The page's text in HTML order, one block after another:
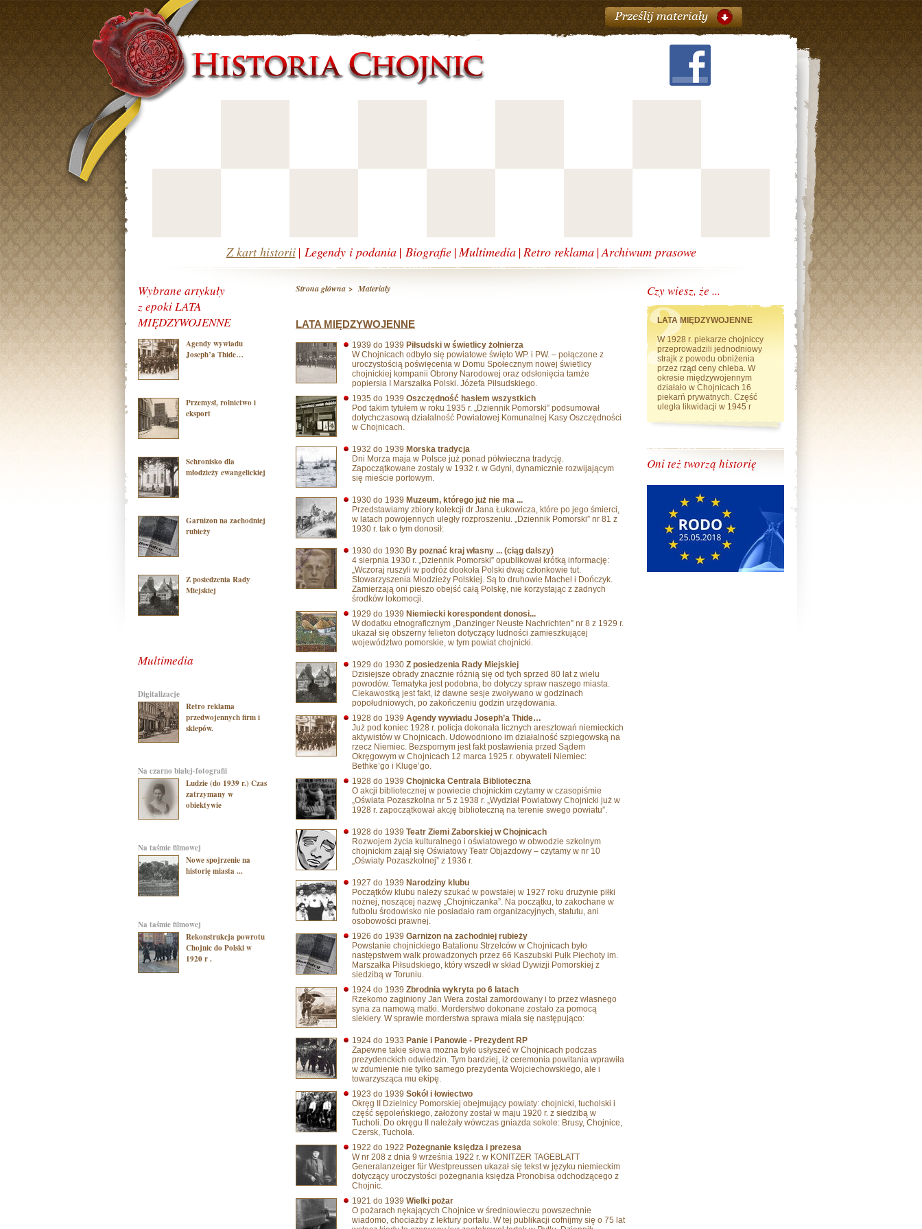
Z kart historii | Legendy i podania | Biografie |Multimedia |Retro reklama |Archiwum prasowe
Wybrane artykuły
z epoki LATA
MIĘDZYWOJENNE
Agendy wywiadu
Joseph’a Thide…
Przemysł, rolnictwo i
eksport
Schronisko dla
młodzieży ewangelickiej
Garnizon na zachodniej
rubieży
Z posiedzenia Rady
Miejskiej
Multimedia
digitalizacje
Retro reklama
przedwojennych firm i
sklepów.
na czarno białej-fotografii
Ludzie (do 1939 r.) Czas
zatrzymany w
obiektywie
na taśmie filmowej
Nowe spojrzenie na
historię miasta ...
na taśmie filmowej
Rekonstrukcja powrotu
Chojnic do Polski w
1920 r .
Strona główna >Materiały
LATA MIĘDZYWOJENNE
1939 do 1939 Piłsudski w świetlicy żołnierza
W Chojnicach odbyło się powiatowe święto WP. i PW. – połączone z
uroczystością poświęcenia w Domu Społecznym nowej świetlicy
chojnickiej kompanii Obrony Narodowej oraz odsłonięcia tamże
popiersia I Marszałka Polski. Józefa Piłsudskiego.
1935 do 1939 Oszczędność hasłem wszystkich
Pod takim tytułem w roku 1935 r. „Dziennik Pomorski” podsumował
dotychczasową działalność Powiatowej Komunalnej Kasy Oszczędności
w Chojnicach.
1932 do 1939 Morska tradycja
Dni Morza maja w Polsce już ponad półwieczna tradycję.
Zapoczątkowane zostały w 1932 r. w Gdyni, dynamicznie rozwijającym
się mieście portowym.
1930 do 1939 Muzeum, którego już nie ma ...
Przedstawiamy zbiory kolekcji dr Jana Łukowicza, które po jego śmierci,
w latach powojennych uległy rozproszeniu. „Dziennik Pomorski” nr 81 z
1930 r. tak o tym donosił:
1930 do 1930 By poznać kraj własny ... (ciąg dalszy)
4 sierpnia 1930 r. „Dziennik Pomorski” opublikował krótką informację:
„Wczoraj ruszyli w podróż dookoła Polski dwaj członkowie tut.
Stowarzyszenia Młodzieży Polskiej. Są to druhowie Machel i Dończyk.
Zamierzają oni pieszo obejść całą Polskę, nie korzystając z żadnych
środków lokomocji.
1929 do 1939 Niemiecki korespondent donosi...
W dodatku etnograficznym „Danzinger Neuste Nachrichten” nr 8 z 1929 r.
ukazał się obszerny felieton dotyczący ludności zamieszkującej
województwo pomorskie, w tym powiat chojnicki.
1929 do 1930 Z posiedzenia Rady Miejskiej
Dzisiejsze obrady znacznie różnią się od tych sprzed 80 lat z wielu
powodów. Tematyka jest podobna, bo dotyczy spraw naszego miasta.
Ciekawostką jest fakt, iż dawne sesje zwoływano w godzinach
popołudniowych, po zakończeniu godzin urzędowania.
1928 do 1939 Agendy wywiadu Joseph’a Thide…
Już pod koniec 1928 r. policja dokonała licznych aresztowań niemieckich
aktywistów w Chojnicach. Udowodniono im działalność szpiegowską na
rzecz Niemiec. Bezspornym jest fakt postawienia przed Sądem
Okręgowym w Chojnicach 12 marca 1925 r. obywateli Niemiec:
Bethke’go i Kluge’go.
1928 do 1939 Chojnicka Centrala Biblioteczna
O akcji bibliotecznej w powiecie chojnickim czytamy w czasopiśmie
„Oświata Pozaszkolna nr 5 z 1938 r. „Wydział Powiatowy Chojnicki już w
1928 r. zapoczątkował akcję biblioteczną na terenie swego powiatu”.
1928 do 1939 Teatr Ziemi Zaborskiej w Chojnicach
Rozwojem życia kulturalnego i oświatowego w obwodzie szkolnym
chojnickim zajął się Oświatowy Teatr Objazdowy – czytamy w nr 10
„Oświaty Pozaszkolnej” z 1936 r.
1927 do 1939 Narodziny klubu
Początków klubu należy szukać w powstałej w 1927 roku drużynie piłki
nożnej, noszącej nazwę „Chojniczanka”. Na początku, to zakochane w
futbolu środowisko nie posiadało ram organizacyjnych, statutu, ani
osobowości prawnej.
1926 do 1939 Garnizon na zachodniej rubieży
Powstanie chojnickiego Batalionu Strzelców w Chojnicach było
następstwem walk prowadzonych przez 66 Kaszubski Pułk Piechoty im.
Marszałka Piłsudskiego, który wszedł w skład Dywizji Pomorskiej z
siedzibą w Toruniu.
1924 do 1939 Zbrodnia wykryta po 6 latach
Rzekomo zaginiony Jan Wera został zamordowany i to przez własnego
syna za namową matki. Morderstwo dokonane zostało za pomocą
siekiery. W sprawie morderstwa sprawa miała się następująco:
1924 do 1933 Panie i Panowie - Prezydent RP
Zapewne takie słowa można było usłyszeć w Chojnicach podczas
prezydenckich odwiedzin. Tym bardziej, iż ceremonia powitania wprawiła
w zdumienie nie tylko samego prezydenta Wojciechowskiego, ale i
towarzysząca mu ekipę.
1923 do 1939 Sokół i łowiectwo
Okręg II Dzielnicy Pomorskiej obejmujący powiaty: chojnicki, tucholski i
część sępoleńskiego, założony został w maju 1920 r. z siedzibą w
Tucholi. Do okręgu II należały wówczas gniazda sokole: Brusy, Chojnice,
Czersk, Tuchola.
1922 do 1922 Pożegnanie księdza i prezesa
W nr 208 z dnia 9 września 1922 r. w KONITZER TAGEBLATT
Generalanzeiger für Westpreussen ukazał się tekst w języku niemieckim
dotyczący uroczystości pożegnania księdza Pronobisa odchodzącego z
Chojnic.
1921 do 1939 Wielki pożar
O pożarach nękających Chojnice w średniowieczu powszechnie
wiadomo, chociażby z lektury portalu. W tej publikacji cofnijmy się o 75 lat
Czy wiesz, że ...
LATA MIĘDZYWOJENNE
W 1928 r. piekarze chojniccy
przeprowadzili jednodniowy
strajk z powodu obniżenia
przez rząd ceny chleba. W
okresie międzywojennym
działało w Chojnicach 16
piekarń prywatnych. Część
uległa likwidacji w 1945 r
Oni też tworzą historię